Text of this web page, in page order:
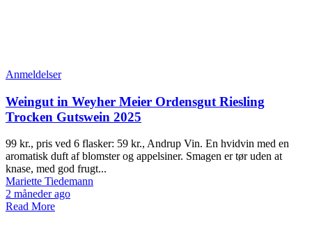
Anmeldelser
Weingut in Weyher Meier Ordensgut Riesling
Trocken Gutswein 2025
99 kr., pris ved 6 flasker: 59 kr., Andrup Vin. En hvidvin med en
aromatisk duft af blomster og appelsiner. Smagen er tør uden at
knase, med god frugt...
Mariette Tiedemann
2 måneder ago
Read More